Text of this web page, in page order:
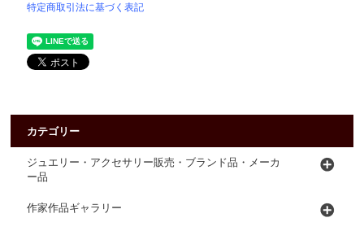
特定商取引法に基づく表記
カテゴリー
ジュエリー・アクセサリー販売・ブランド品・メーカ
ー品
作家作品ギャラリー